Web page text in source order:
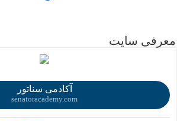
معرفی سایت
آکادمی سناتور
senatoracademy.com